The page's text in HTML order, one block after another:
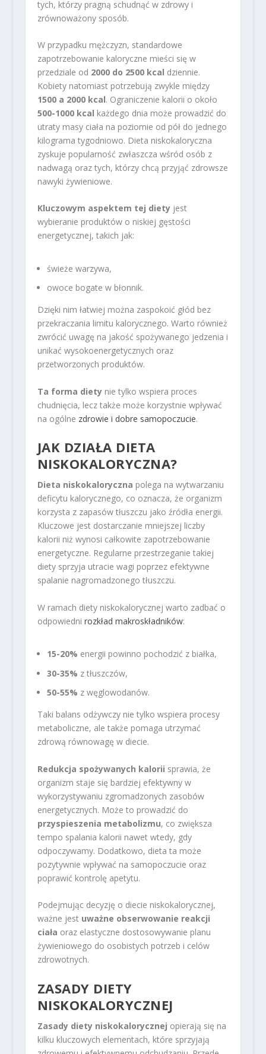
tych, którzy pragną schudnąć w zdrowy i
zrównoważony sposób.
W przypadku mężczyzn, standardowe
zapotrzebowanie kaloryczne mieści się w
przedziale od 2000 do 2500 kcal dziennie.
Kobiety natomiast potrzebują zwykle między
1500 a 2000 kcal. Ograniczenie kalorii o około
500-1000 kcal każdego dnia może prowadzić do
utraty masy ciała na poziomie od pół do jednego
kilograma tygodniowo. Dieta niskokaloryczna
zyskuje popularność zwłaszcza wśród osób z
nadwagą oraz tych, którzy chcą przyjąć zdrowsze
nawyki żywieniowe.
Kluczowym aspektem tej dietyjest
wybieranie produktów o niskiej gęstości
energetycznej, takich jak:
świeże warzywa,
owoce bogate w błonnik.
Dzięki nim łatwiej można zaspokoić głód bez
przekraczania limitu kalorycznego. Warto również
zwrócić uwagę na jakość spożywanego jedzenia i
unikać wysokoenergetycznych oraz
przetworzonych produktów.
Ta forma dietynie tylko wspiera proces
chudnięcia, lecz także może korzystnie wpływać
na ogólne zdrowie i dobre samopoczucie.
JAK DZIAŁA DIETA
NISKOKALORYCZNA?
Dieta niskokaloryczna polega na wytwarzaniu
deficytu kalorycznego, co oznacza, że organizm
korzysta z zapasów tłuszczu jako źródła energii.
Kluczowe jest dostarczanie mniejszej liczby
kalorii niż wynosi całkowite zapotrzebowanie
energetyczne. Regularne przestrzeganie takiej
diety sprzyja utracie wagi poprzez efektywne
spalanie nagromadzonego tłuszczu.
W ramach diety niskokalorycznej warto zadbać o
odpowiedni rozkład makroskładników:
15-20% energii powinno pochodzić z białka,
30-35% z tłuszczów,
50-55% z węglowodanów.
Taki balans odżywczy nie tylko wspiera procesy
metaboliczne, ale także pomaga utrzymać
zdrową równowagę w diecie.
Redukcja spożywanych kalorii sprawia, że
organizm staje się bardziej efektywny w
wykorzystywaniu zgromadzonych zasobów
energetycznych. Może to prowadzić do
przyspieszenia metabolizmu, co zwiększa
tempo spalania kalorii nawet wtedy, gdy
odpoczywamy. Dodatkowo, dieta ta może
pozytywnie wpływać na samopoczucie oraz
poprawić kontrolę apetytu.
Podejmując decyzję o diecie niskokalorycznej,
ważne jest uważne obserwowanie reakcji
ciała oraz elastyczne dostosowywanie planu
żywieniowego do osobistych potrzeb i celów
zdrowotnych.
ZASADY DIETY
NISKOKALORYCZNEJ
Zasady diety niskokalorycznej opierają się na
kilku kluczowych elementach, które sprzyjają